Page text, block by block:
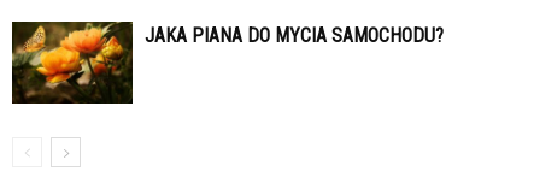
JAKA PIANA DO MYCIA SAMOCHODU?